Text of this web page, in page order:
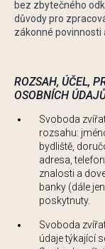
bez zbytečného
důvody pro
zákonné povinnosti
ROZSAH, ÚČEL,
OSOBNÍCH
Svoboda
rozsahu:
bydliště,
adresa,
znalosti a
banky (dále
poskytnuty.
Svoboda
údaje týkající